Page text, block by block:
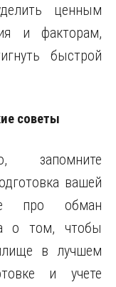
ценным
и факторам,
быстрой
советы
запомните
вашей
про обман
а о том, чтобы
в лучшем
и учете